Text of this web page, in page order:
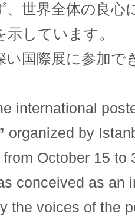
、世界全体の良心
しています。
い国際展に参加で
international
organized by
October 15 to
conceived as an
the voices of the